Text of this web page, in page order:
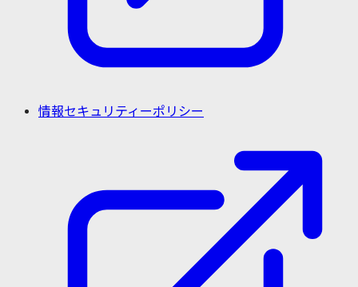
情報セキュリティーポリシー